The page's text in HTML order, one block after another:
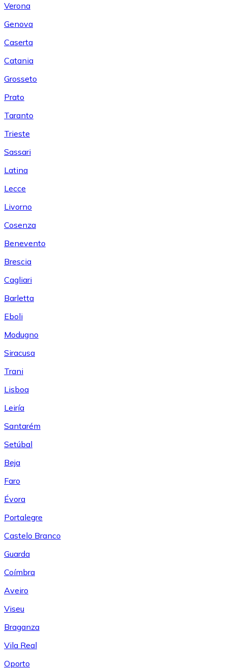
Verona
Genova
Caserta
Catania
Grosseto
Prato
Taranto
Trieste
Sassari
Latina
Lecce
Livorno
Cosenza
Benevento
Brescia
Cagliari
Barletta
Eboli
Modugno
Siracusa
Trani
Lisboa
Leiría
Santarém
Setúbal
Beja
Faro
Évora
Portalegre
Castelo Branco
Guarda
Coímbra
Aveiro
Viseu
Braganza
Vila Real
Oporto